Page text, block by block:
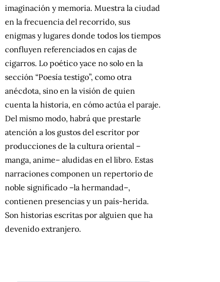
imaginación y memoria. Muestra la ciudad
en la frecuencia del recorrido, sus
enigmas y lugares donde todos los tiempos
confluyen referenciados en cajas de
cigarros. Lo poético yace no solo en la
sección “Poesía testigo”, como otra
anécdota, sino en la visión de quien
cuenta la historia, en cómo actúa el paraje.
Del mismo modo, habrá que prestarle
atención a los gustos del escritor por
producciones de la cultura oriental –
manga, anime– aludidas en el libro. Estas
narraciones componen un repertorio de
noble significado –la hermandad–,
contienen presencias y un país-herida.
Son historias escritas por alguien que ha
devenido extranjero.